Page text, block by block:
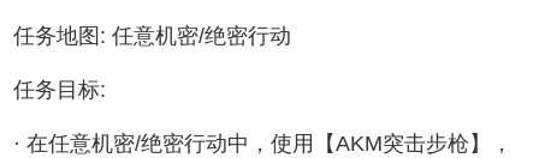
任务地图: 任意机密/绝密行动
任务目标:
· 在任意机密/绝密行动中，使用【AKM突击步枪】，